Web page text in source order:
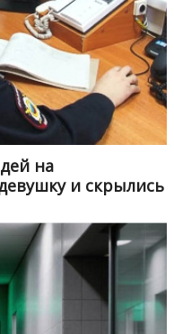
на
и скрылись